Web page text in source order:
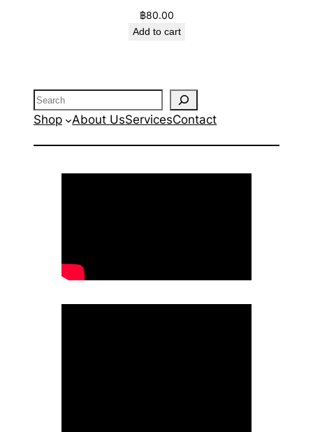
฿80.00
Add to cart
Search
Shop
About UsServicesContact